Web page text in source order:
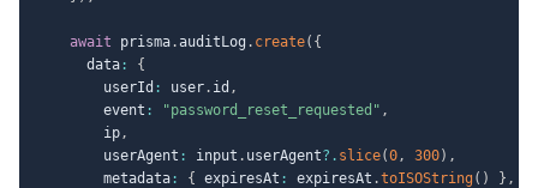
await prisma.auditLog . create( {
      data
:
{
        userId
: user. id ,
        event
: "password_reset_requested" ,
        ip
,
        userAgent
: input . userAgent?. slice(0, 300) ,
        metadata
: { expiresAt : expiresAt .toISOString ( ) } ,